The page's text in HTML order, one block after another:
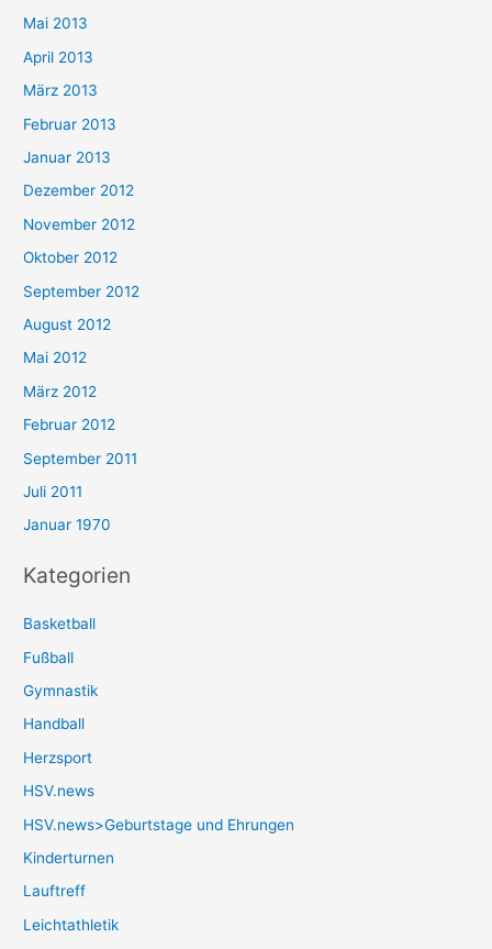
Mai 2013
April 2013
März 2013
Februar 2013
Januar 2013
Dezember 2012
November 2012
Oktober 2012
September 2012
August 2012
Mai 2012
März 2012
Februar 2012
September 2011
Juli 2011
Januar 1970
Kategorien
Basketball
Fußball
Gymnastik
Handball
Herzsport
HSV.news
HSV.news>Geburtstage und Ehrungen
Kinderturnen
Lauftreff
Leichtathletik